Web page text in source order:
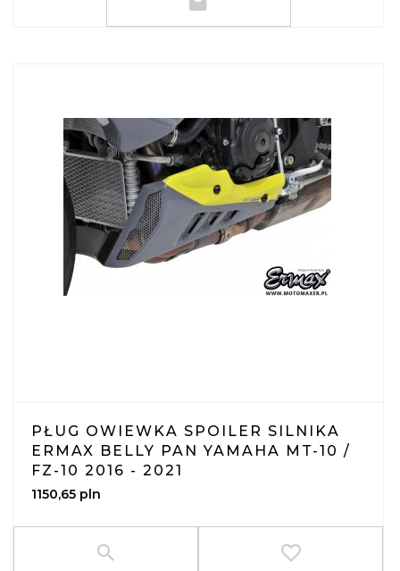
PŁUG OWIEWKA SPOILER SILNIKA
ERMAX BELLY PAN YAMAHA MT-10 /
FZ-10 2016 - 2021
1150,65 pln